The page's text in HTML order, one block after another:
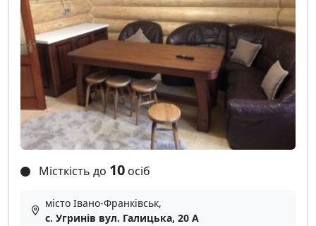
Місткість до 10 осіб
місто Івано-Франківськ,
с. Угринів вул. Галицька, 20 А